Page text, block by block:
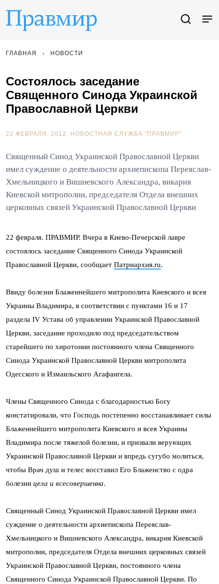
ГЛАВНАЯ НОВОСТИ
Cостоялось заседание
Священного Синода Украинской
Православной Церкви
22 ФЕВРАЛЯ, 2012. НОВОСТНАЯ СЛУЖБА "ПРАВМИР"
Священный Синод Украинской Православной Церкви
имел суждение о деятельности архиепископа Переяслав-
Хмельницкого и Вишневского Александра, викария
Киевской митрополии, председателя Отдела внешних
церковных связей Украинской Православной Церкви
22 февраля. ПРАВМИР. Вчера в Киево-Печерской лавре
состоялось заседание Священного Синода Украинской
Православной Церкви, сообщает Патриархия.ru.
Ввиду болезни Блаженнейшего митрополита Киевского и всея
Украины Владимира, в соответствии с пунктами 16 и 17
раздела IV Устава об управлении Украинской Православной
Церкви, заседание проходило под председательством
старейшего по хиротонии постоянного члена Священного
Синода Украинской Православной Церкви митрополита
Одесского и Измаильского Агафангела.
Члены Священного Синода с благодарностью Богу
констатировали, что Господь постепенно восстанавливает силы
Блаженнейшего митрополита Киевского и всея Украины
Владимира после тяжелой болезни, и призвали верующих
Украинской Православной Церкви и впредь сугубо молиться,
чтобы Врач душ и телес восставил Его Блаженство с одра
болезни цела и всесовершенна.
Священный Синод Украинской Православной Церкви имел
суждение о деятельности архиепископа Переяслав-
Хмельницкого и Вишневского Александра, викария Киевской
митрополии, председателя Отдела внешних церковных связей
Украинской Православной Церкви, постоянного члена
Священного Синода Украинской Православной Церкви. По